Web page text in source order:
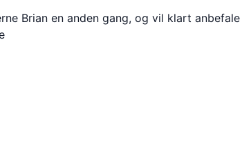
Brian en anden gang, og vil klart anbefale